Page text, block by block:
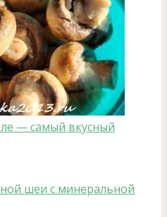
— самый вкусный
шеи с минеральной